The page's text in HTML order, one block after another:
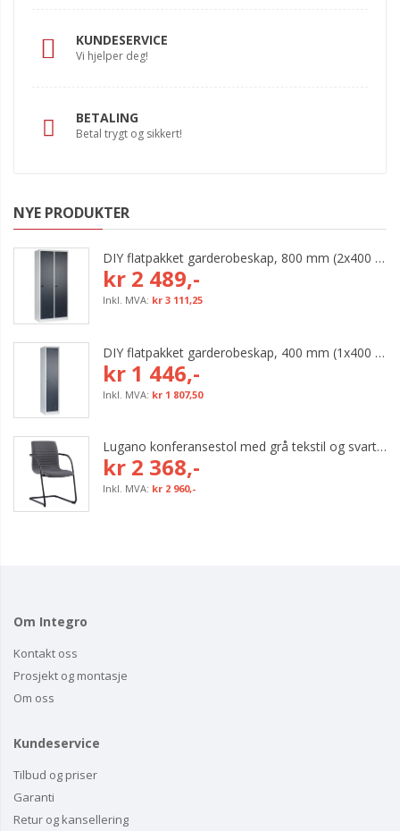
KUNDESERVICE
Vi hjelper deg!
BETALING
Betal trygt og sikkert!
NYE PRODUKTER
DIY flatpakket garderobeskap, 800 mm (2x400 mm = 2 rom)
kr 2 489,-
kr 3 111,25
DIY flatpakket garderobeskap, 400 mm (1x400 mm = 1 rom)
kr 1 446,-
kr 1 807,50
Lugano konferansestol med grå tekstil og svart bøyleunderstell
kr 2 368,-
kr 2 960,-
Om Integro
Kontakt oss
Prosjekt og montasje
Om oss
Kundeservice
Tilbud og priser
Garanti
Retur og kansellering